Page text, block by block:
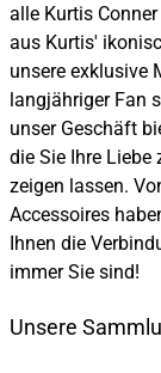
alle Kurtis
aus Kurtis'
unsere exklusive
langjähriger Fan
unser Geschäft
die Sie Ihre
zeigen lassen.
Accessoires
Ihnen die
immer Sie sind!
Unsere